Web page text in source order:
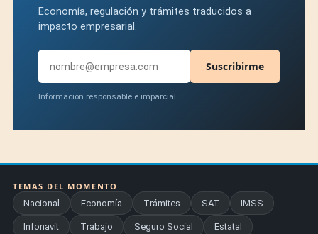
Economía, regulación y trámites traducidos a
impacto empresarial.
Suscribirme
Información responsable e imparcial.
TEMAS DEL MOMENTO
Nacional
Economía Trámites SAT IMSS
Infonavit Trabajo Seguro Social Estatal